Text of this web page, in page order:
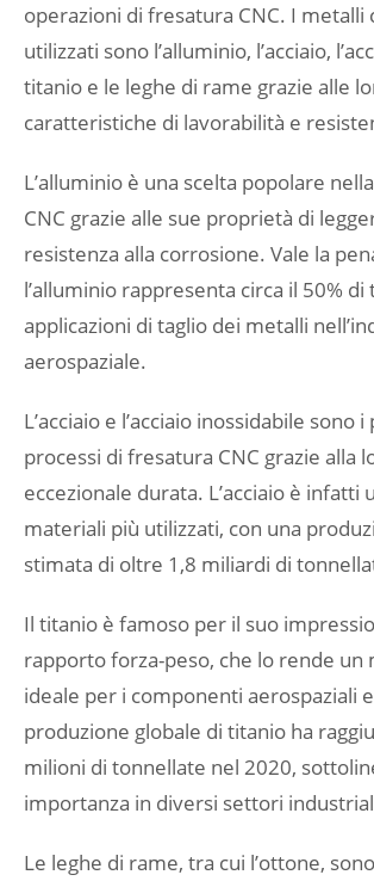
operazioni di fresatura CNC. I
utilizzati sono l’alluminio, l’acciaio,
titanio e le leghe di rame grazie alle
caratteristiche di lavorabilità e
L’alluminio è una scelta popolare
CNC grazie alle sue proprietà di
resistenza alla corrosione. Vale la
l’alluminio rappresenta circa il 50% di
applicazioni di taglio dei metalli
aerospaziale.
L’acciaio e l’acciaio inossidabile sono
processi di fresatura CNC grazie alla
eccezionale durata. L’acciaio è infatti
materiali più utilizzati, con una
stimata di oltre 1,8 miliardi di
Il titanio è famoso per il suo
rapporto forza-peso, che lo rende un
ideale per i componenti aerospaziali
produzione globale di titanio ha
milioni di tonnellate nel 2020,
importanza in diversi settori
Le leghe di rame, tra cui l’ottone,